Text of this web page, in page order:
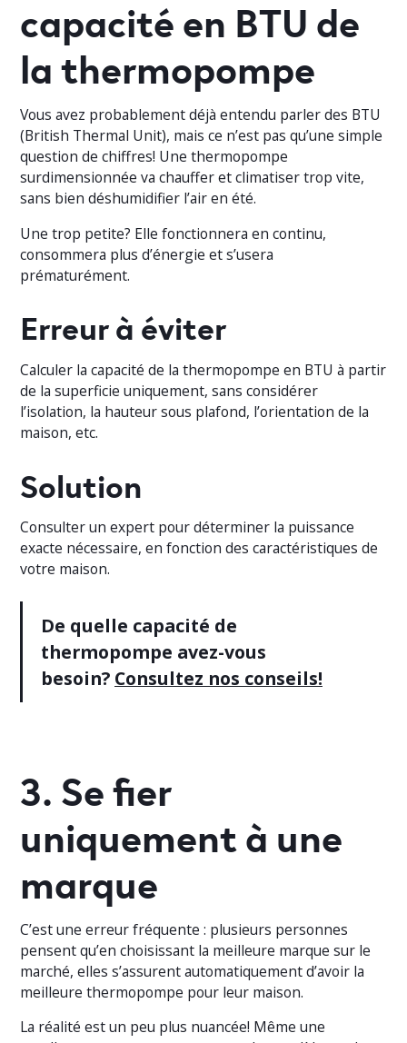
capacité en BTU de
la thermopompe
Vous avez probablement déjà entendu parler des BTU
(British Thermal Unit), mais ce n’est pas qu’une simple
question de chiffres! Une thermopompe
surdimensionnée va chauffer et climatiser trop vite,
sans bien déshumidifier l’air en été.
Une trop petite? Elle fonctionnera en continu,
consommera plus d’énergie et s’usera
prématurément.
Erreur à éviter
Calculer la capacité de la thermopompe en BTU à partir
de la superficie uniquement, sans considérer
l’isolation, la hauteur sous plafond, l’orientation de la
maison, etc.
Solution
Consulter un expert pour déterminer la puissance
exacte nécessaire, en fonction des caractéristiques de
votre maison.
De quelle capacité de
thermopompe avez-vous
besoin? Consultez nos conseils!
3. Se fier
uniquement à une
marque
C’est une erreur fréquente : plusieurs personnes
pensent qu’en choisissant la meilleure marque sur le
marché, elles s’assurent automatiquement d’avoir la
meilleure thermopompe pour leur maison.
La réalité est un peu plus nuancée! Même une